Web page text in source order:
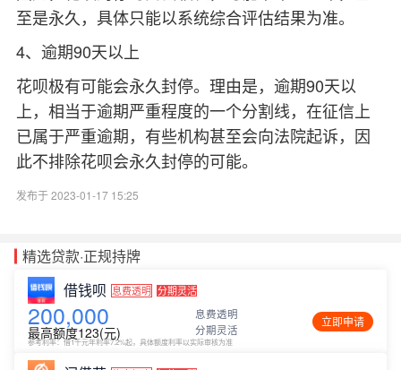
至是永久，具体只能以系统综合评估结果为准。
4、逾期90天以上
花呗极有可能会永久封停。理由是，逾期90天以
上，相当于逾期严重程度的一个分割线，在征信上
已属于严重逾期，有些机构甚至会向法院起诉，因
此不排除花呗会永久封停的可能。
发布于 2023-01-17 15:25
精选贷款·正规持牌
借钱呗 息费透明 分期灵活
200,000
最高额度123(元)
息费透明
分期灵活
立即申请
参考利率：借1千元年利率7.2%起，具体额度利率以实际审核为准